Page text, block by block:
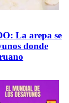
La arepa se
donde